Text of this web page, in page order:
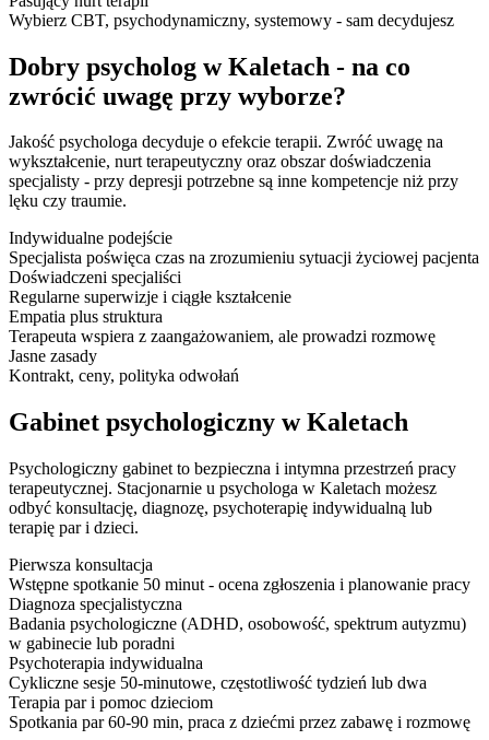
Wybierz CBT, psychodynamiczny, systemowy - sam decydujesz
Dobry psycholog w Kaletach - na co
zwrócić uwagę przy wyborze?
Jakość psychologa decyduje o efekcie terapii. Zwróć uwagę na
wykształcenie, nurt terapeutyczny oraz obszar doświadczenia
specjalisty - przy depresji potrzebne są inne kompetencje niż przy
lęku czy traumie.
Indywidualne podejście
Specjalista poświęca czas na zrozumieniu sytuacji życiowej pacjenta
Doświadczeni specjaliści
Regularne superwizje i ciągłe kształcenie
Empatia plus struktura
Terapeuta wspiera z zaangażowaniem, ale prowadzi rozmowę
Jasne zasady
Kontrakt, ceny, polityka odwołań
Gabinet psychologiczny w Kaletach
Psychologiczny gabinet to bezpieczna i intymna przestrzeń pracy
terapeutycznej. Stacjonarnie u psychologa w Kaletach możesz
odbyć konsultację, diagnozę, psychoterapię indywidualną lub
terapię par i dzieci.
Pierwsza konsultacja
Wstępne spotkanie 50 minut - ocena zgłoszenia i planowanie pracy
Diagnoza specjalistyczna
Badania psychologiczne (ADHD, osobowość, spektrum autyzmu)
w gabinecie lub poradni
Psychoterapia indywidualna
Cykliczne sesje 50-minutowe, częstotliwość tydzień lub dwa
Terapia par i pomoc dzieciom
Spotkania par 60-90 min, praca z dziećmi przez zabawę i rozmowę